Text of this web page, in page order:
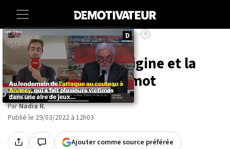
Accueil Lifestyle
“Carpe diem” : l'origine et la
signification de ce mot
ParNadia R.
Publié le 29/03/2022 à 12h03
Ajouter comme source préférée
×